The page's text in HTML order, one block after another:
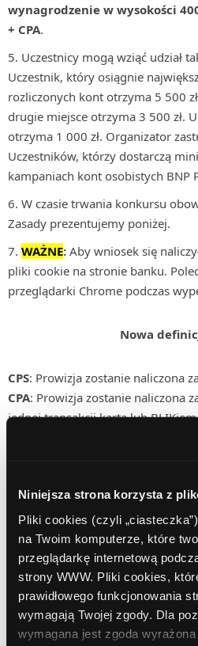
Niniejsza strona korzysta z
Pliki cookies (czyli
na Twoim komputerze, które
przeglądarkę internetową
strony WWW. Pliki cookies,
prawidłowego funkcjonowania
wymagają Twojej zgody. Dla
wymagana jest zgoda
wynagrodzenie w wysokości
+ CPA.
Uczestnicy mogą wziąć udział
Uczestnik, który osiągnie
rozliczonych kont otrzyma 5 500
drugie miejsce otrzyma 3 500 zł.
otrzyma 1 000 zł. Organizator
Uczestników, którzy dostarczą
kampaniach kont osobistych BNP
W czasie trwania konkursu
Zasady prezentujemy poniżej.
WAŻNE: Aby wniosek się
pliki cookie na stronie banku.
przeglądarki Chrome podczas
Nowa
CPS: Prowizja zostanie naliczona
CPA: Prowizja zostanie naliczona
jednej transakcji kartą lub
otwarcia konta. Transakcja to
Uwaga:Uczestnik otrzyma
że użytkownik nie był klientem
poprzedzających miesięcy.